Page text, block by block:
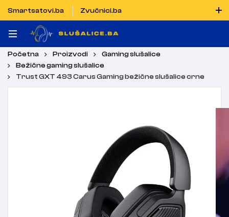
Smartsatovi.ba
Zvučnici.ba
Naručiti možete i porukom putem Vibera i WhatsAppa
Početna Proizvodi
Gaming slušalice
Bežične gaming slušalice
Trust GXT 493 Carus Gaming bežične slušalice crne